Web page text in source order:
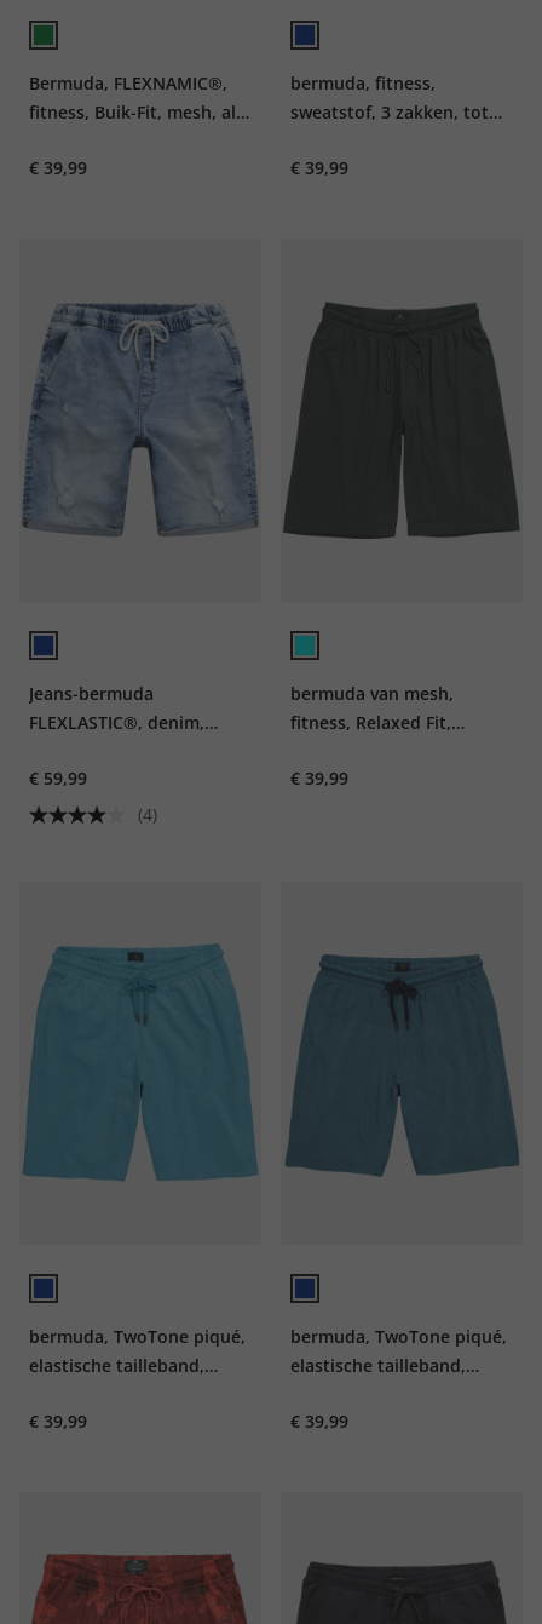
Bermuda, FLEXNAMIC®,
fitness, Buik-Fit, mesh, all-
€ 39,99
bermuda, fitness,
sweatstof, 3 zakken, tot
€ 39,99
Jeans-bermuda
FLEXLASTIC®, denim,
€ 59,99
(4)
bermuda van mesh,
fitness, Relaxed Fit,
€ 39,99
bermuda, TwoTone piqué,
elastische tailleband,
€ 39,99
bermuda, TwoTone piqué,
elastische tailleband,
€ 39,99